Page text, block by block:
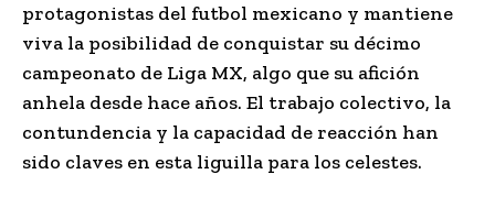
protagonistas del futbol mexicano y mantiene
viva la posibilidad de conquistar su décimo
campeonato de Liga MX, algo que su afición
anhela desde hace años. El trabajo colectivo, la
contundencia y la capacidad de reacción han
sido claves en esta liguilla para los celestes.